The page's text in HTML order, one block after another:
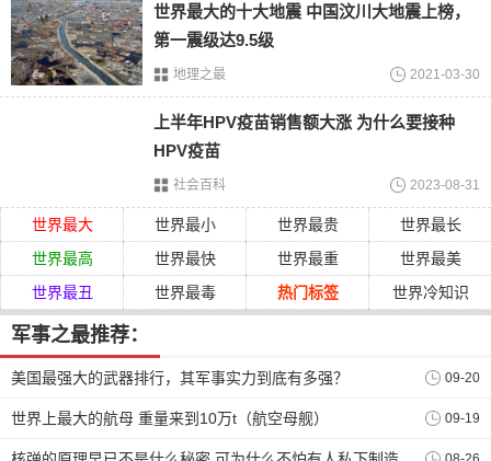
更强的力量
其实各个国家之所以会如此建设航空母舰，主要还是希望能
够拥有着更强的力量，只有一个国家能够有着足够的军事力
量，才能够让国家变得更加有尊严，也可以潜下心来去发
展，相信我国在未来不久就能够创造出可以比肩福特级航母
甚至更大的航母。
免责声明：以上内容源自网络，版权归原作者所有，如有侵
世界最大的十大地震 中国汶川大地震上榜，
第一震级达9.5级
地理之最 2021-03-30
上半年HPV疫苗销售额大涨 为什么要接种
HPV疫苗
社会百科 2023-08-31
世界最大 世界最小 世界最贵
世界最长
世界最高
世界最快 世界最重
世界最美
世界最丑
世界最毒 热门标签 世界冷知识
军事之最推荐：
美国最强大的武器排行，其军事实力到底有多强？ 09-20
世界上最大的航母 重量来到10万t（航空母舰） 09-19